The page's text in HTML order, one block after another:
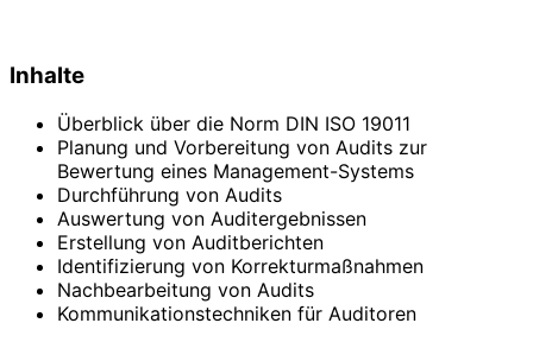
Inhalte
Überblick über die Norm DIN ISO 19011
Planung und Vorbereitung von Audits zur
Bewertung eines Management-Systems
Durchführung von Audits
Auswertung von Auditergebnissen
Erstellung von Auditberichten
Identifizierung von Korrekturmaßnahmen
Nachbearbeitung von Audits
Kommunikationstechniken für Auditoren